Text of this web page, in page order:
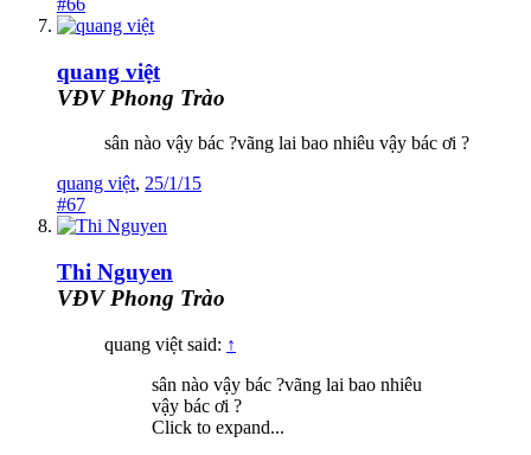
#66
quang việt
VĐV Phong Trào
sân nào vậy bác ?vãng lai bao nhiêu vậy bác ơi ?
quang việt, 25/1/15
#67
Thi Nguyen
VĐV Phong Trào
quang việt said: ↑
sân nào vậy bác ?vãng lai bao nhiêu
vậy bác ơi ?
Click to expand...